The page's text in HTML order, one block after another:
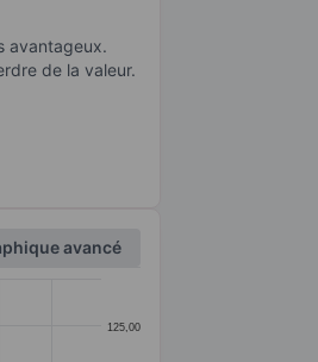
avantageux.
de la valeur.
avancé
125,00